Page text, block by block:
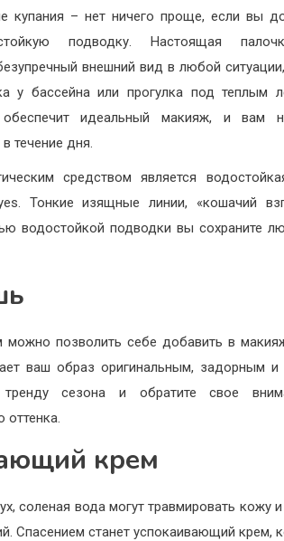
купания – нет ничего проще, если вы
подводку. Настоящая
внешний вид в любой
у бассейна или прогулка под теплым
идеальный макияж, и вам
течение дня.
средством является
Тонкие изящные линии, «кошачий
водостойкой подводки вы сохраните
можно позволить себе добавить в
ваш образ оригинальным, задорным и
тренду сезона и обратите свое
оттенка.
крем
соленая вода могут травмировать кожу
Спасением станет успокаивающий крем,